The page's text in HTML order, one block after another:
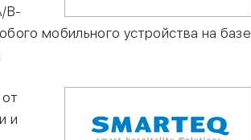
В-
мобильного устройства на базе
и